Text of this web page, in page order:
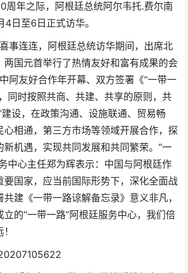
周年之际，阿根廷总统阿尔韦托.费尔南
日至6日正式访华。
连连，阿根廷总统访华期间，出席北
两国元首举行了热情友好和富有成果的会
阿友好合作年开幕、双方签署《“一带一
同时按照共商、共建、共享的原则，共
建设，在政策沟通、设施联通、贸易畅
心相通，第三方市场等领域开展合作，探
新机遇，实现共同发展和共同繁荣。“一
中心主任郑为辉表示：中国与阿根廷作
要国家，应当前国际形势下，深化全面战
建《一带一路谅解备忘录》意义非凡，
的“一带一路”阿根廷服务中心，我们倍